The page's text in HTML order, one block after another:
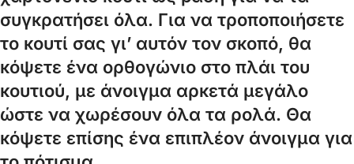
συγκρατήσει όλα. Για να τροποποιήσετε
το κουτί σας γι’ αυτόν τον σκοπό, θα
κόψετε ένα ορθογώνιο στο πλάι του
κουτιού, με άνοιγμα αρκετά μεγάλο
ώστε να χωρέσουν όλα τα ρολά. Θα
κόψετε επίσης ένα επιπλέον άνοιγμα για